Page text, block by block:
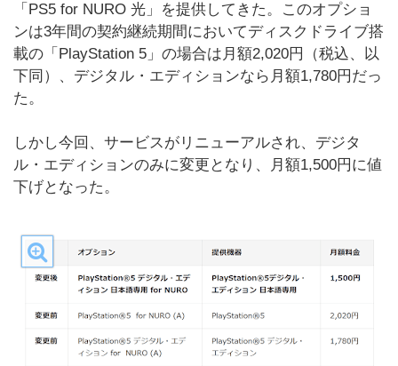
「PS5 for NURO 光」を提供してきた。このオプショ
ンは3年間の契約継続期間においてディスクドライブ搭
載の「PlayStation 5」の場合は月額2,020円（税込、以
下同）、デジタル・エディションなら月額1,780円だっ
た。
しかし今回、サービスがリニューアルされ、デジタ
ル・エディションのみに変更となり、月額1,500円に値
下げとなった。